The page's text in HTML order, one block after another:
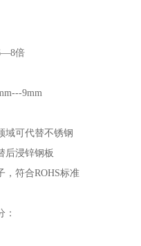
倍
9mm
域可代替不锈钢
后浸锌钢板
，符合ROHS标准